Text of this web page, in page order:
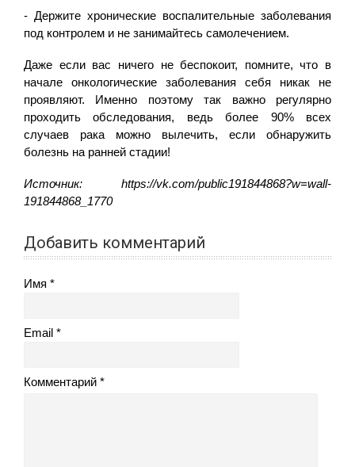
- Держите хронические воспалительные заболевания
под контролем и не занимайтесь самолечением.
Даже если вас ничего не беспокоит, помните, что в
начале онкологические заболевания себя никак не
проявляют. Именно поэтому так важно регулярно
проходить обследования, ведь более 90% всех
случаев рака можно вылечить, если обнаружить
болезнь на ранней стадии!
Источник: https://vk.com/public191844868?w=wall-
191844868_1770
Добавить комментарий
Имя
Email
Комментарий